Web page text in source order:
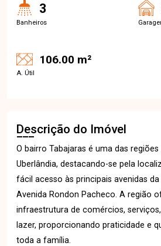
3
Banheiros
106.00 m²
A. Útil
Descrição do Imóvel
O bairro Tabajaras é uma das
Uberlândia, destacando-se pela
fácil acesso às principais avenidas
Avenida Rondon Pacheco. A região
infraestrutura de comércios,
lazer, proporcionando praticidade e
toda a família.